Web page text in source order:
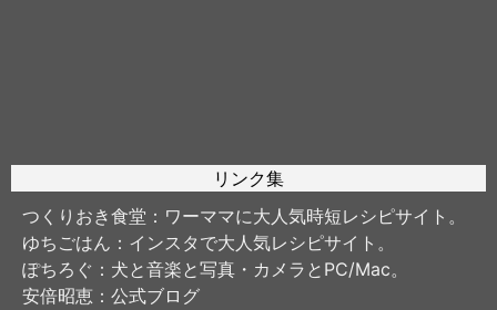
リンク集
つくりおき食堂 ：ワーママに大人気時短レシピサイト。
ゆちごはん ：インスタで大人気レシピサイト。
ぽちろぐ ：犬と音楽と写真・カメラとPC/Mac。
安倍昭恵 ：公式ブログ